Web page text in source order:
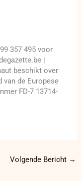
357 495 voor
|
beschikt over
van de Europese
FD-7 13714-
Volgende Bericht →